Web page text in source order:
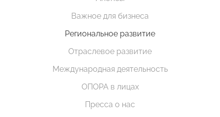
Важное для бизнеса
Региональное развитие
Отраслевое развитие
Международная деятельность
ОПОРА в лицах
Пресса о нас